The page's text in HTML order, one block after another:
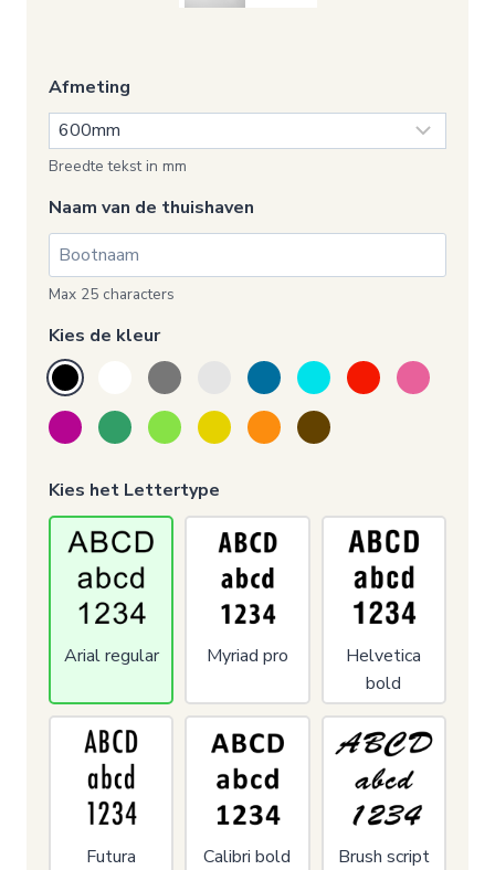
Afmeting
Breedte tekst in mm
Naam van de thuishaven
Max 25 characters
Kies de kleur
Kies het Lettertype
Arial regular Myriad pro
Helvetica
bold
Futura
Calibri bold Brush script